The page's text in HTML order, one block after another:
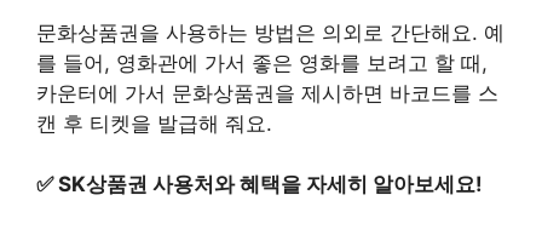
문화상품권을 사용하는 방법은 의외로 간단해요. 예
를 들어, 영화관에 가서 좋은 영화를 보려고 할 때,
카운터에 가서 문화상품권을 제시하면 바코드를 스
캔 후 티켓을 발급해 줘요.
✅SK상품권 사용처와 혜택을 자세히 알아보세요!